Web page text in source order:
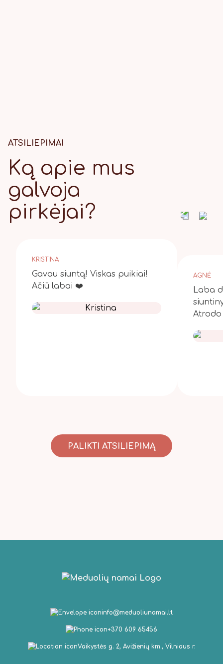
ATSILIEPIMAI
Ką apie mus
galvoja
pirkėjai?
KRISTINA
Gavau siuntą! Viskas puikiai!
Ačiū labai ❤️
AGNĖ
Laba
PALIKTI ATSILIEPIMĄ
info@meduoliunamai.lt
+370 609 65456
Vaikystės g. 2, Avižienių km., Vilniaus r.